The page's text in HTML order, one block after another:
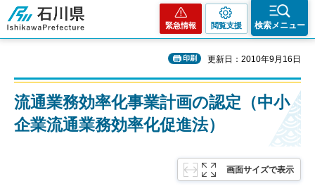
石川県
緊急情報 閲覧支援 検索メニュー
印刷 更新日：2010年9月16日
流通業務効率化事業計画の認定（中小
企業流通業務効率化促進法）
画面サイズで表示